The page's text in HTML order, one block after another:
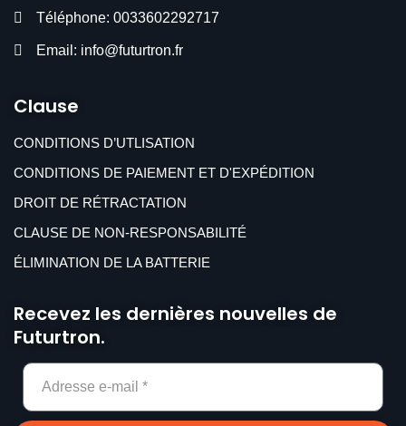
Téléphone: 0033602292717
Email: info@futurtron.fr
Clause
CONDITIONS D’UTLISATION
CONDITIONS DE PAIEMENT ET D'EXPÉDITION
DROIT DE RÉTRACTATION
CLAUSE DE NON-RESPONSABILITÉ
ÉLIMINATION DE LA BATTERIE
Recevez les dernières nouvelles de
Futurtron.